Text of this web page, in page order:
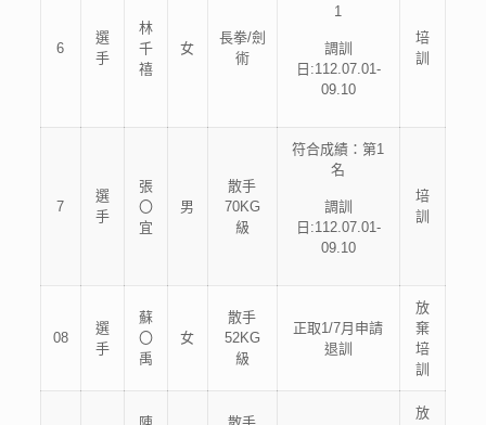
6
選
手
林
千
禧
女
長拳/劍
術
1
調訓
日:112.07.01-
09.10
培
訓
7
選
手
張
〇
宜
男
散手
70KG
級
符合成績：第1
名
調訓
日:112.07.01-
09.10
培
訓
08
選
手
蘇
〇
禹
女
散手
52KG
級
正取1/7月申請
退訓
放
棄
培
訓
放